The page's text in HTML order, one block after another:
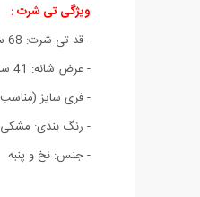
ویژگی تی شرت :
- قد تی شرت: 68 سانتی متر
- عرض شانه: 41 سانتی متر
- فری سایز (مناسب L و XL)
- رنگ بندی: مشکی
- جنس: نخ و پنبه